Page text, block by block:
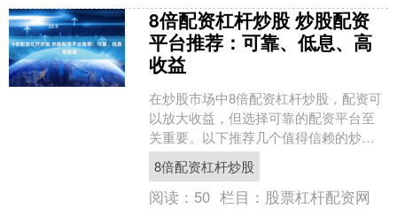
8倍配资杠杆炒股 炒股配资
平台推荐：可靠、低息、高
收益
在炒股市场中8倍配资杠杆炒股，配资可
以放大收益，但选择可靠的配资平台至
关重要。以下推荐几个值得信赖的炒股
配资平台： 目前，市场上配资杠杆普遍
在1:5至1:10之....
8倍配资杠杆炒股
阅读： 50 栏目： 股票杠杆配资网